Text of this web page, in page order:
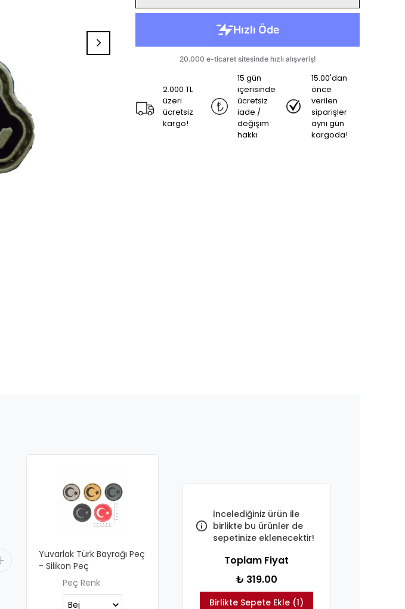
2.000 TL
üzeri
ücretsiz
kargo!
15 gün
içerisinde
ücretsiz
iade /
değişim
hakkı
15.00'dan
önce
verilen
siparişler
aynı gün
kargoda!
Yuvarlak Türk Bayrağı Peç
- Silikon Peç
Peç Renk
İncelediğiniz ürün ile
birlikte bu ürünler de
sepetinize eklenecektir!
Toplam Fiyat
₺ 319.00
Birlikte Sepete Ekle (1)